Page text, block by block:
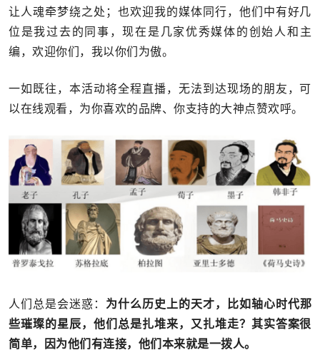
让人魂牵梦绕之处；也欢迎我的媒体同行，他们中有好几
位是我过去的同事，现在是几家优秀媒体的创始人和主
编，欢迎你们，我以你们为傲。
一如既往，本活动将全程直播，无法到达现场的朋友，可
以在线观看，为你喜欢的品牌、你支持的大神点赞欢呼。
人们总是会迷惑： 为什么历史上的天才，比如轴心时代那
些璀璨的星辰，他们总是扎堆来，又扎堆走？其实答案很
简单，因为他们有连接，他们本来就是一拨人。